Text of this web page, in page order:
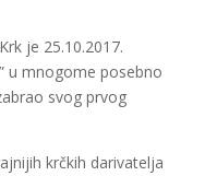
je 25.10.2017.
u mnogome posebno
svog prvog
krčkih darivatelja